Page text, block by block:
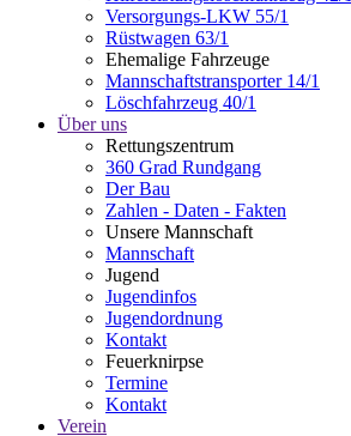
Versorgungs-LKW 55/1
Rüstwagen 63/1
Ehemalige Fahrzeuge
Mannschaftstransporter 14/1
Löschfahrzeug 40/1
Über uns
Rettungszentrum
360 Grad Rundgang
Der Bau
Zahlen - Daten - Fakten
Unsere Mannschaft
Mannschaft
Jugend
Jugendinfos
Jugendordnung
Kontakt
Feuerknirpse
Termine
Kontakt
Verein